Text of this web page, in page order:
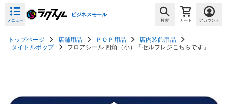
メニュー
ビジネスモール
検索 カート アカウント
トップページ 店舗用品 ＰＯＰ用品
店内装飾用品
タイトルポップ
フロアシール 四角（小）「セルフレジこちらです」